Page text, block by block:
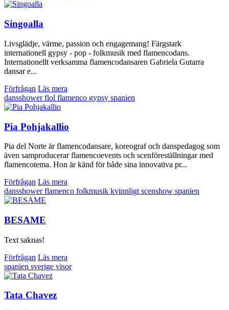
Singoalla
Livsglädje, värme, passion och engagemang! Färgstark
internationell gypsy - pop - folkmusik med flamencodans.
Internationellt verksamma flamencodansaren Gabriela Gutarra
dansar e...
Förfrågan Läs mera
dansshowerfiol flamenco gypsy spanien
Pia Pohjakallio
Pia del Norte är flamencodansare, koreograf och danspedagog som
även samproducerar flamencoevents och scenföreställningar med
flamencotema. Hon är känd för både sina innovativa pr...
Förfrågan Läs mera
dansshowerflamenco folkmusik kvinnligt scenshow spanien
BESAME
Text saknas!
Förfrågan Läs mera
spanien sverige visor
Tata Chavez